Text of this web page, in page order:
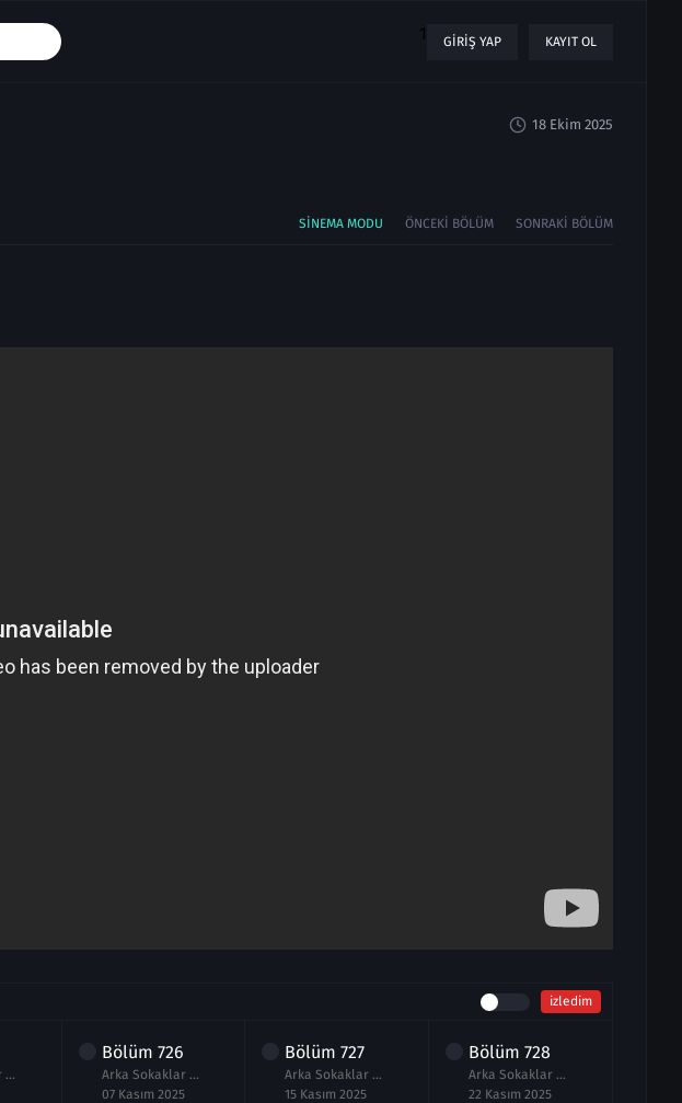
1 GIRIŞ YAP KAYIT OL
18 Ekim 2025
SINEMA MODU ÖNCEKI BÖLÜM SONRAKI BÖLÜM
izledim
Arka Sokaklar 725.Bölüm Full izle
Bölüm 726
Arka Sokaklar 726.Bölüm izle
07 Kasım 2025
Bölüm727
Arka Sokaklar 727.Bölüm izle
15 Kasım 2025
Bölüm 728
Arka Sokaklar 728.Bölüm izle Full
22 Kasım 2025